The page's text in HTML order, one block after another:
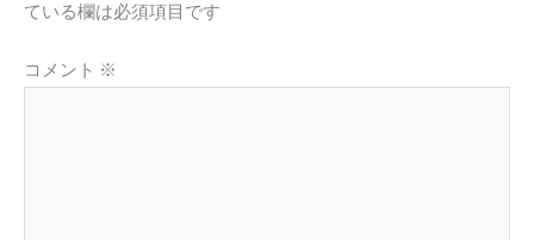
ている欄は必須項目です
コメント ※